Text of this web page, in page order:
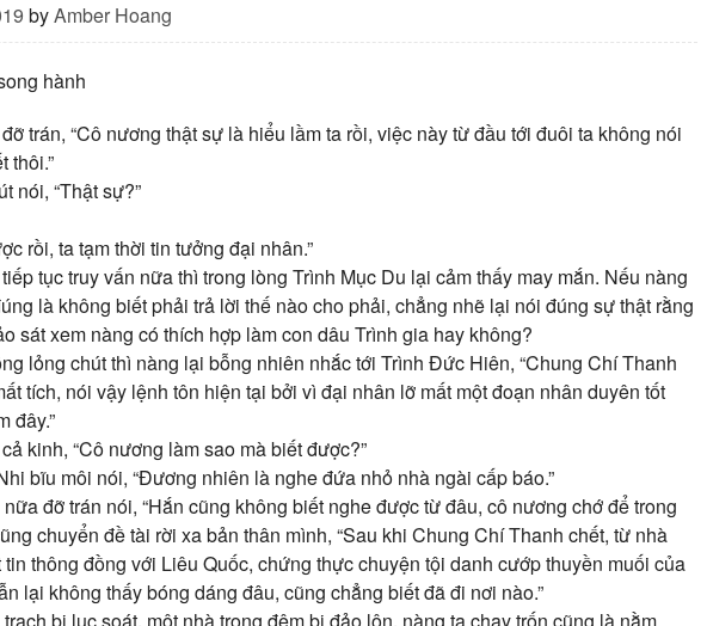
byAmber Hoang
hành
trán, “Cô nương thật sự là hiểu lầm ta rồi, việc này từ đầu tới đuôi ta không nói
thôi.”
nói, “Thật sự?”
rồi, ta tạm thời tin tưởng đại nhân.”
tục truy vấn nữa thì trong lòng Trình Mục Du lại cảm thấy may mắn. Nếu nàng
là không biết phải trả lời thế nào cho phải, chẳng nhẽ lại nói đúng sự thật rằng
sát xem nàng có thích hợp làm con dâu Trình gia hay không?
lỏng chút thì nàng lại bỗng nhiên nhắc tới Trình Đức Hiên, “Chung Chí Thanh
tích, nói vậy lệnh tôn hiện tại bởi vì đại nhân lỡ mất một đoạn nhân duyên tốt
đây.”
kinh, “Cô nương làm sao mà biết được?”
bĩu môi nói, “Đương nhiên là nghe đứa nhỏ nhà ngài cấp báo.”
đỡ trán nói, “Hắn cũng không biết nghe được từ đâu, cô nương chớ để trong
chuyển đề tài rời xa bản thân mình, “Sau khi Chung Chí Thanh chết, từ nhà
thông đồng với Liêu Quốc, chứng thực chuyện tội danh cướp thuyền muối của
lại không thấy bóng dáng đâu, cũng chẳng biết đã đi nơi nào.”